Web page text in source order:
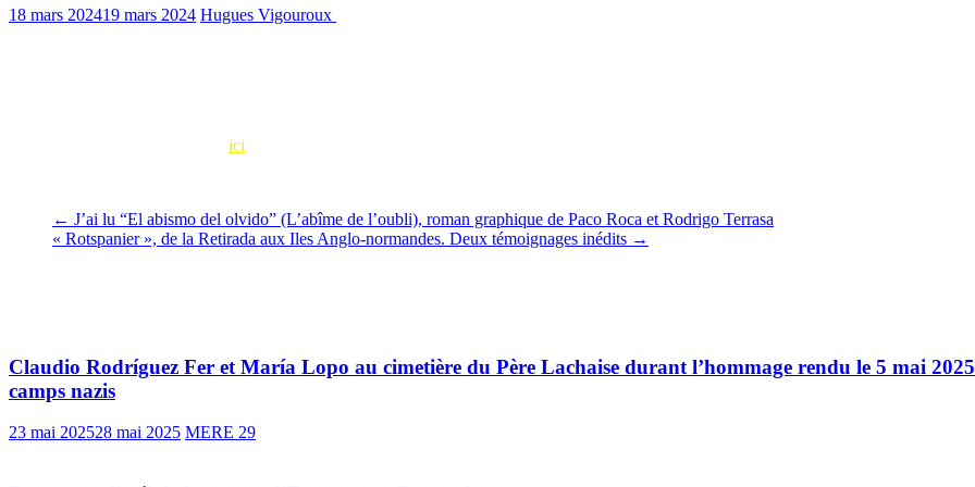
18 mars 202419 mars 2024 Hugues Vigouroux
ici
← J’ai lu “El abismo del olvido” (L’abîme de l’oubli), roman graphique de Paco Roca et Rodrigo Terrasa
« Rotspanier », de la Retirada aux Iles Anglo-normandes. Deux témoignages inédits →
Claudio Rodríguez Fer et María Lopo au cimetière du Père Lachaise durant l’hommage rendu le 5 mai
camps nazis
23 mai 202528 mai 2025 MERE 29